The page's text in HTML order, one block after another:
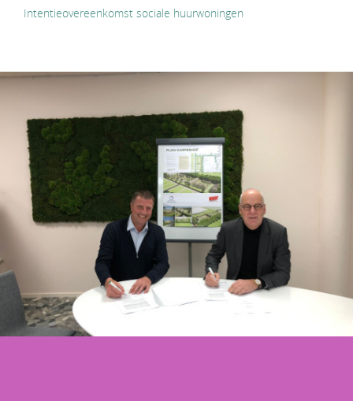
Intentieovereenkomst sociale huurwoningen